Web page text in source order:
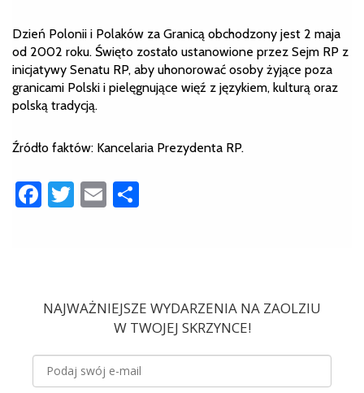
Dzień Polonii i Polaków za Granicą obchodzony jest 2 maja
od 2002 roku. Święto zostało ustanowione przez Sejm RP z
inicjatywy Senatu RP, aby uhonorować osoby żyjące poza
granicami Polski i pielęgnujące więź z językiem, kulturą oraz
polską tradycją.
Źródło faktów: Kancelaria Prezydenta RP.
Facebook
Twitter
Email
NAJWAŻNIEJSZE WYDARZENIA NA ZAOLZIU
W TWOJEJ SKRZYNCE!